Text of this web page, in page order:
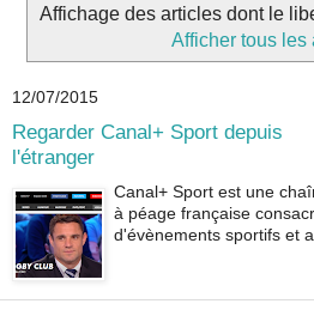
Affichage des articles dont le
Afficher tous les
12/07/2015
Regarder Canal+ Sport depuis
l'étranger
Canal+ Sport est une
à péage française
d'évènements sportifs et